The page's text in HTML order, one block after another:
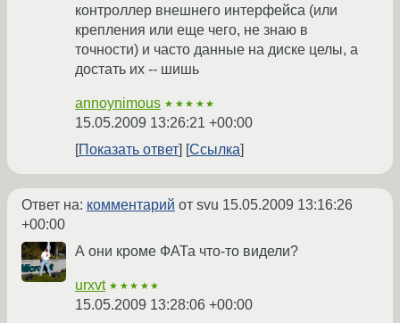
контроллер внешнего интерфейса (или
крепления или еще чего, не знаю в
точности) и часто данные на диске целы, а
достать их -- шишь
annoynimous ★★★★★
15.05.2009 13:26:21 +00:00
Показать ответ
Ссылка
Ответ на: комментарий от svu 15.05.2009 13:16:26
+00:00
А они кроме ФАТа что-то видели?
urxvt ★★★★★
15.05.2009 13:28:06 +00:00